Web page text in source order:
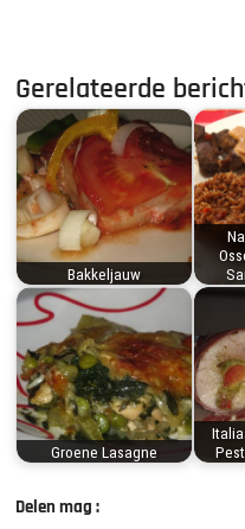
Gerelateerde
Bakkeljauw
Groene Lasagne
Delen mag :